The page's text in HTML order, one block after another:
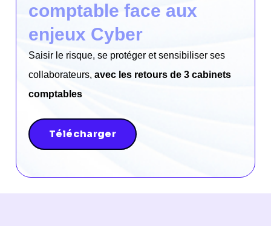
comptable face aux
enjeux Cyber
Saisir le risque, se protéger et sensibiliser ses
collaborateurs, avec les retours de 3 cabinets
comptables
Télécharger